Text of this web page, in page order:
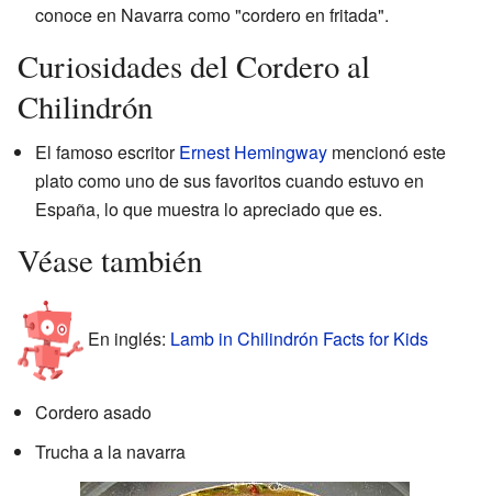
conoce en Navarra como "cordero en fritada".
Curiosidades del Cordero al
Chilindrón
El famoso escritorErnest Hemingway mencionó este
plato como uno de sus favoritos cuando estuvo en
España, lo que muestra lo apreciado que es.
Véase también
En inglés: Lamb in Chilindrón Facts for Kids
Cordero asado
Trucha a la navarra